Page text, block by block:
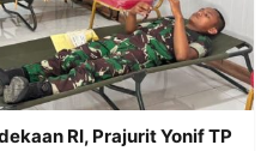
RI, Prajurit Yonif TP